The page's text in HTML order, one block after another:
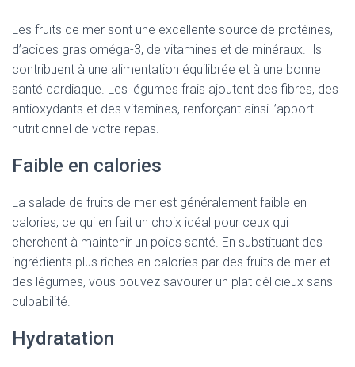
Les fruits de mer sont une excellente source de protéines,
d’acides gras oméga-3, de vitamines et de minéraux. Ils
contribuent à une alimentation équilibrée et à une bonne
santé cardiaque. Les légumes frais ajoutent des fibres, des
antioxydants et des vitamines, renforçant ainsi l’apport
nutritionnel de votre repas.
Faible en calories
La salade de fruits de mer est généralement faible en
calories, ce qui en fait un choix idéal pour ceux qui
cherchent à maintenir un poids santé. En substituant des
ingrédients plus riches en calories par des fruits de mer et
des légumes, vous pouvez savourer un plat délicieux sans
culpabilité.
Hydratation